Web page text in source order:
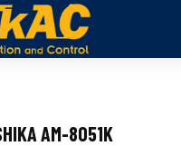
AM-8051K